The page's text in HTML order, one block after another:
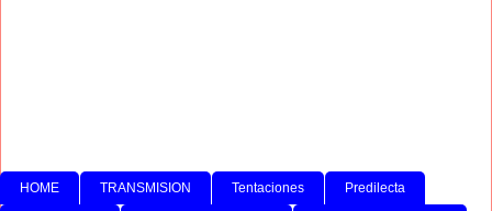
HOME TRANSMISION Tentaciones Predilecta